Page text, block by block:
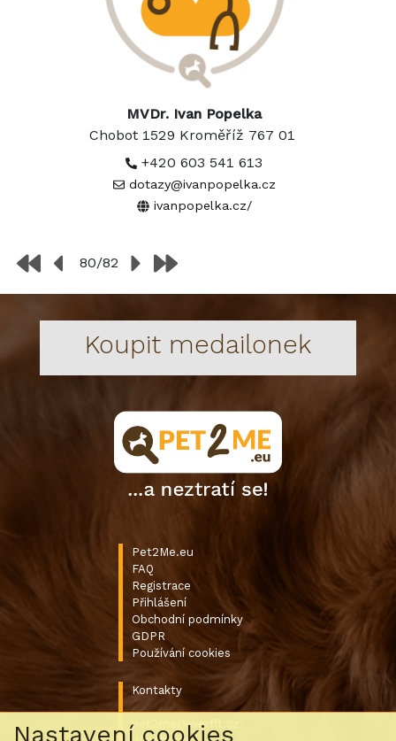
Nastavení cookies
MVDr. Ivan Popelka
Chobot 1529 Kroměříž 767 01
+420 603 541 613
dotazy@ivanpopelka.cz
ivanpopelka.cz/
80/82
Koupit medailonek
Pet2Me.eu
FAQ
Registrace
Přihlášení
Obchodní podmínky
GDPR
Používání cookies
Kontakty
pet2me@werfft.cz